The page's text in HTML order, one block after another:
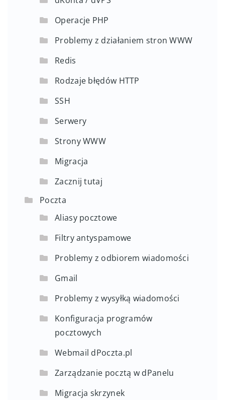
Operacje PHP
Problemy z działaniem stron WWW
Redis
Rodzaje błędów HTTP
SSH
Serwery
Strony WWW
Migracja
Zacznij tutaj
Poczta
Aliasy pocztowe
Filtry antyspamowe
Problemy z odbiorem wiadomości
Gmail
Problemy z wysyłką wiadomości
Konfiguracja programów
pocztowych
Webmail dPoczta.pl
Zarządzanie pocztą w dPanelu
Migracja skrzynek